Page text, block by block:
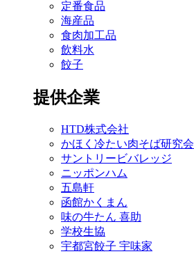
定番食品
海産品
食肉加工品
飲料水
餃子
提供企業
HTD株式会社
かほく冷たい肉そば研究会
サントリービバレッジ
ニッポンハム
五島軒
函館かくまん
味の牛たん 喜助
学校生協
宇都宮餃子 宇味家